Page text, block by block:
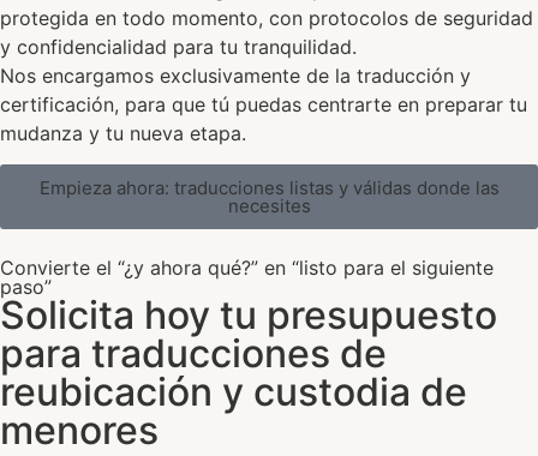
protegida en todo momento, con protocolos de seguridad
y confidencialidad para tu tranquilidad.
Nos encargamos exclusivamente de la traducción y
certificación, para que tú puedas centrarte en preparar tu
mudanza y tu nueva etapa.
Empieza ahora: traducciones listas y válidas donde las
necesites
Convierte el “¿y ahora qué?” en “listo para el siguiente
paso”
Solicita hoy tu presupuesto
para traducciones de
reubicación y custodia de
menores